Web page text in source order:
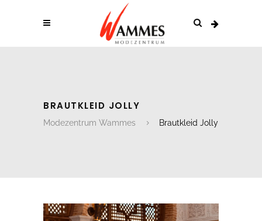
BRAUTKLEID JOLLY
Modezentrum Wammes Brautkleid Jolly